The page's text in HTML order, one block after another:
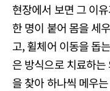
현장에서 보면 그 이
한 명이 붙어 몸을 세
고, 휠체어 이동을 돕
은 방식으로 치료하
을 찾아 하나씩 메우